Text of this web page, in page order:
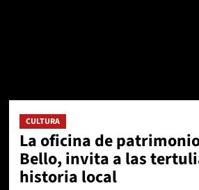
CULTURA
La oficina de
Bello, invita a las
historia local